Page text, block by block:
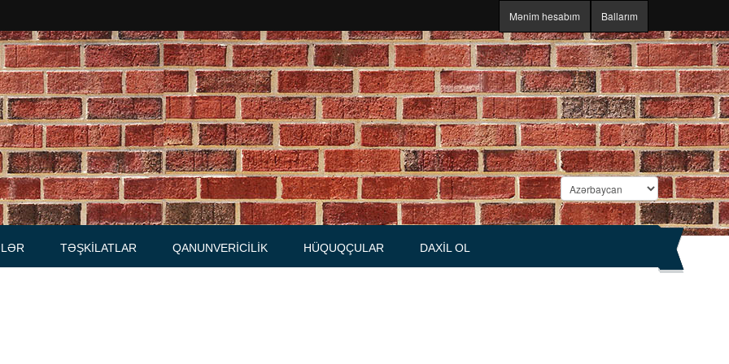
Mənim hesabım Ballarım
qaydalar
TƏŞKILATLAR
Məhkəmələr
Notariuslar
Prokurorluqlar
Vəkil qurumları
QANUNVERICILIK HÜQUQÇULAR DAXIL OL